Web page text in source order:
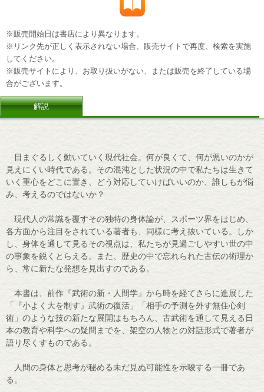
※販売開始日は書店により異なります。
※リンク先が正しく表示されない場合、販売サイトで再度、検索を実施
してください。
※販売サイトにより、お取り扱いがない、または販売を終了している場
合がございます。
解説
目まぐるしく動いていく現代社会。何が良くて、何が悪いのかが
見えにくい時代である。その混沌とした状況の中で私たちは生きて
いく重心をどこに置き、どう対応していけばいいのか、誰しもが悩
み、考えるのではないか？
現代人の常識を覆すその独特の身体論が、スポーツ界をはじめ、
各方面から注目をされている著者も、同様に考え抜いている。しか
し、身体を通して見るその視点は、私たちが見過ごしやすい世の中
の事象を鋭くとらえる。また、歴史の中で忘れられた古伝の術理か
ら、常に新たな発想を見出すのである。
本書は、前作『武術の新・人間学』から時を経てさらに進展した
「『小よく大を制す』武術の復活」「相手の予測を外す無住心剣
術」のような技の新たな展開はもちろん、古武術を通して見える日
本の教育や科学への疑問までを、架空の人物との対話形式で著者が
語り尽くすものである。
人間の身体と思考が秘める未だ見ぬ可能性を示唆する一冊であ
る。